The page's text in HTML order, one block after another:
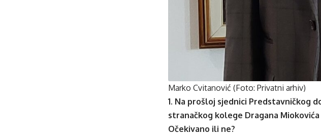
Marko Cvitanović (Foto: Privatni arhiv)
1. Na prošloj sjednici Predstavničkog
stranačkog kolege Dragana
Očekivano ili ne?